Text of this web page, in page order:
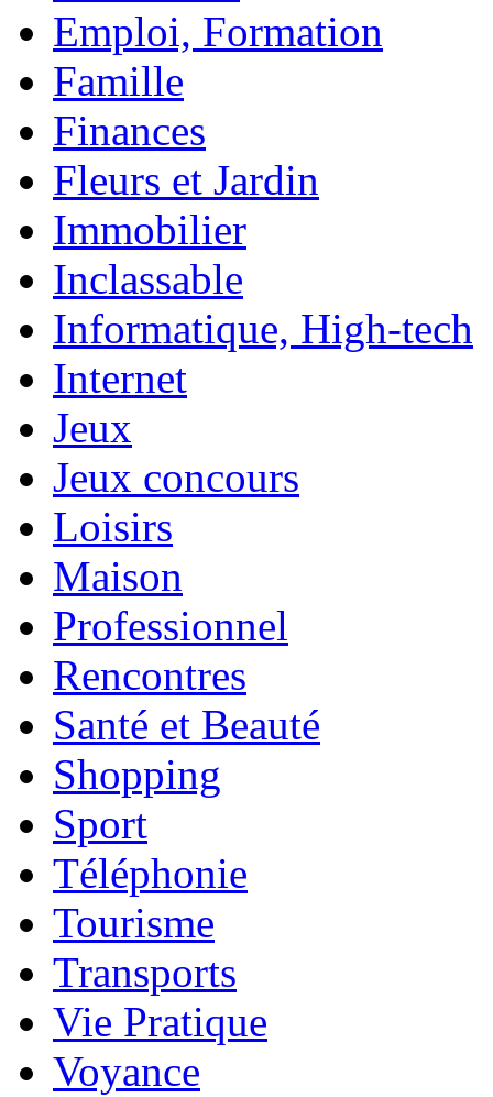
Emploi, Formation
Famille
Finances
Fleurs et Jardin
Immobilier
Inclassable
Informatique, High-tech
Internet
Jeux
Jeux concours
Loisirs
Maison
Professionnel
Rencontres
Santé et Beauté
Shopping
Sport
Téléphonie
Tourisme
Transports
Vie Pratique
Voyance